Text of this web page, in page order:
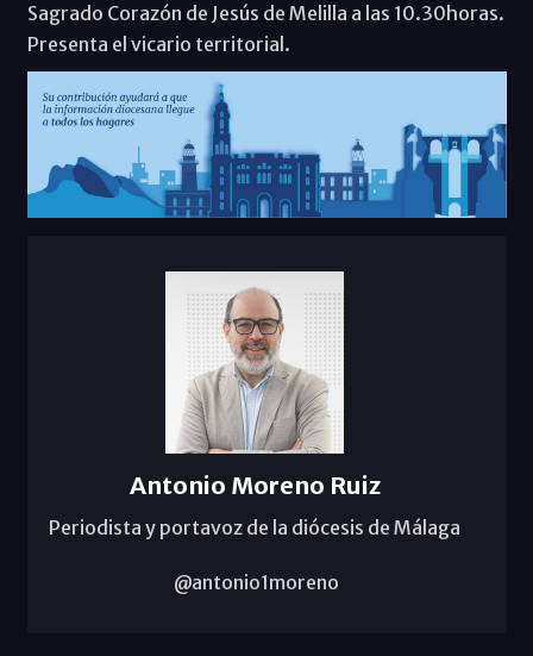
Sagrado Corazón de Jesús de Melilla a las 10.30horas.
Presenta el vicario territorial.
Antonio Moreno Ruiz
Periodista y portavoz de la diócesis de Málaga
@antonio1moreno